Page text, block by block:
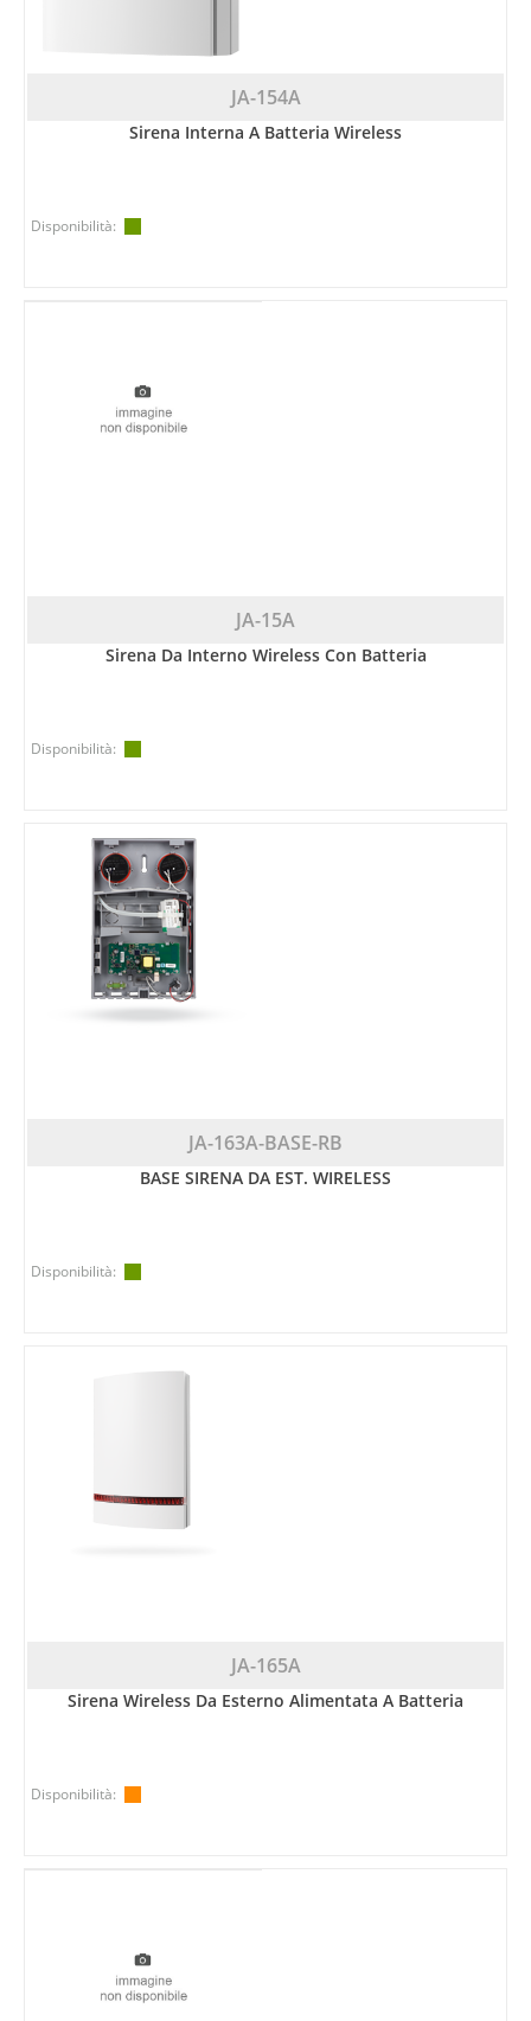
JA-154A
Sirena Interna A Batteria Wireless
Disponibilità:
JA-15A
Sirena Da Interno Wireless Con Batteria
Disponibilità:
JA-163A-BASE-RB
BASE SIRENA DA EST. WIRELESS
Disponibilità:
JA-165A
Sirena Wireless Da Esterno Alimentata A Batteria
Disponibilità: